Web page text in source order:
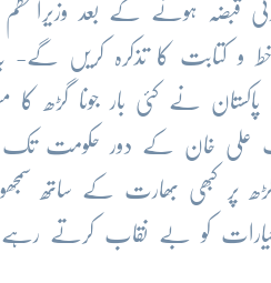
ءمیں جونا گڑھ پر بھارتی قبضہ ہونے کے
و کتابت کا تذکرہ کریں گے-
نے کئی بار جونا گڑھ کا
علی خان کے دور حکومت تک
پر کبھی بھارت کے ساتھ
معیارات کو بے نقاب کرتے